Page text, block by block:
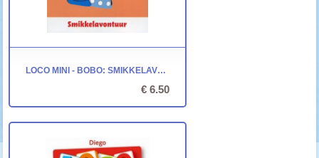
LOCO MINI - BOBO: SMIKKELAVONTUUR
€ 6.50